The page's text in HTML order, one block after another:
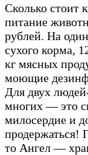
Сколько стоит
питание
рублей. На
сухого корма,
кг мясных
моющие
Для двух
многих — это
милосердие и
продержаться!
то Ангел —